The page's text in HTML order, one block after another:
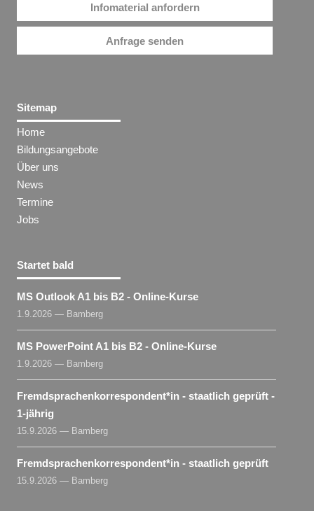
Infomaterial anfordern
Anfrage senden
Sitemap
Home
Bildungsangebote
Über uns
News
Termine
Jobs
Startet bald
MS Outlook A1 bis B2 - Online-Kurse
1.9.2026 — Bamberg
MS PowerPoint A1 bis B2 - Online-Kurse
1.9.2026 — Bamberg
Fremdsprachenkorrespondent​*in - staatlich geprüft -
1-jährig
15.9.2026 — Bamberg
Fremdsprachenkorrespondent​*in - staatlich geprüft
15.9.2026 — Bamberg